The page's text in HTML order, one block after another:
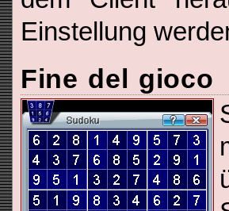
Einstellung
Fine del gioco